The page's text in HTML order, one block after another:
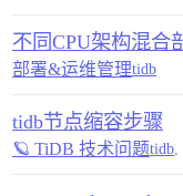
不同CPU架构混合
部署&运维管理tidb
tidb节点缩容步骤
🪐 TiDB 技术问题tidb